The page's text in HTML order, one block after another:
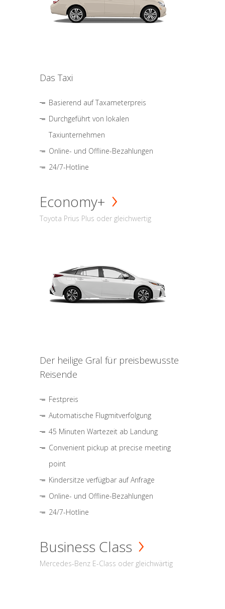
Das Taxi
Basierend auf Taxameterpreis
Durchgeführt von lokalen
Taxiunternehmen
Online- und Offline-Bezahlungen
24/7-Hotline
Economy+
Toyota Prius Plus oder gleichwertig
Der heilige Gral für preisbewusste
Reisende
Festpreis
Automatische Flugmitverfolgung
45 Minuten Wartezeit ab Landung
Convenient pickup at precise meeting
point
Kindersitze verfügbar auf Anfrage
Online- und Offline-Bezahlungen
24/7-Hotline
Business Class
Mercedes-Benz E-Class oder gleichwärtig